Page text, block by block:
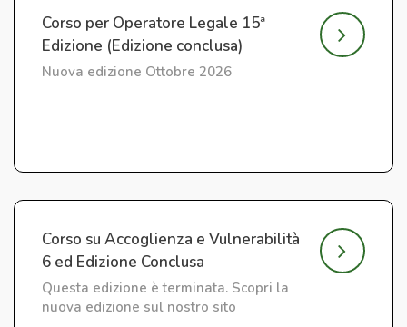
Corso per Operatore Legale 15ª
Edizione (Edizione conclusa)
Nuova edizione Ottobre 2026
Corso su Accoglienza e Vulnerabilità
6 ed Edizione Conclusa
Questa edizione è terminata. Scopri la
nuova edizione sul nostro sito